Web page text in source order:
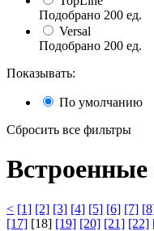
Подобрано 200 ед.
Versal
Подобрано 200 ед.
Показывать:
По умолчанию
Сбросить все фильтры
< [1] [2] [3] [4] [5] [6] [7]
[17] [18] [19] [20] [21] [22]